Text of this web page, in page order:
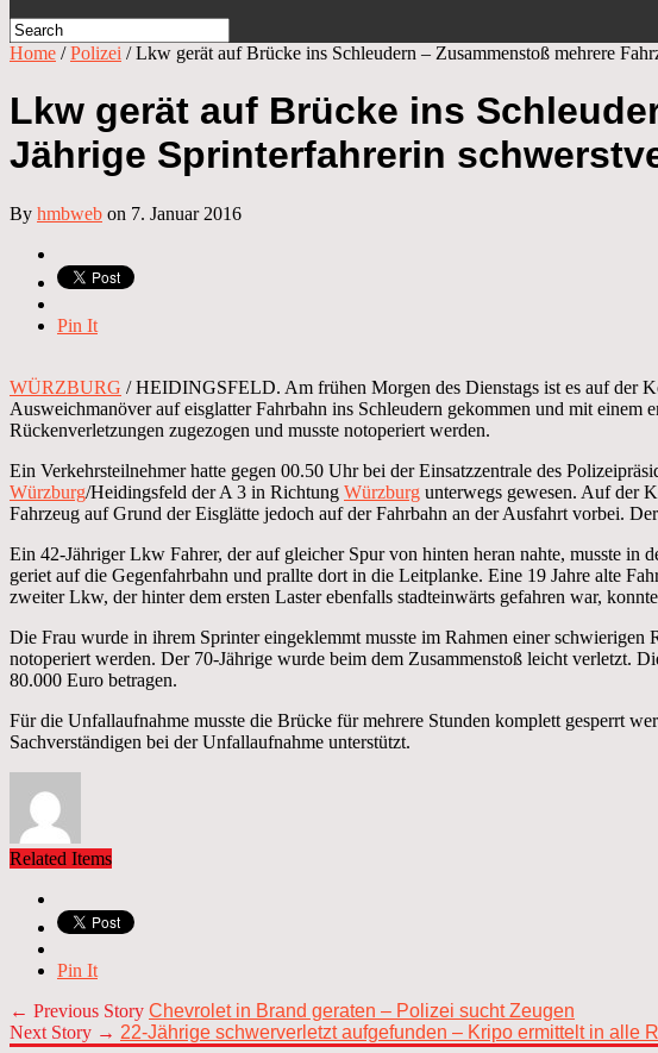
Home /Polizei /Lkw gerät auf Brücke ins Schleudern – Zusammenstoß mehrere
Lkw gerät auf Brücke ins
Jährige Sprinterfahrerin
By hmbweb on 7. Januar 2016
Pin It
WÜRZBURG / HEIDINGSFELD. Am frühen Morgen des Dienstags ist es auf der
Ausweichmanöver auf eisglatter Fahrbahn ins Schleudern gekommen und mit
Rückenverletzungen zugezogen und musste notoperiert werden.
Ein Verkehrsteilnehmer hatte gegen 00.50 Uhr bei der Einsatzzentrale des
Würzburg/Heidingsfeld der A 3 in Richtung Würzburg unterwegs gewesen. Auf der
Fahrzeug auf Grund der Eisglätte jedoch auf der Fahrbahn an der Ausfahrt vorbei.
Ein 42-Jähriger Lkw Fahrer, der auf gleicher Spur von hinten heran nahte, musste in
geriet auf die Gegenfahrbahn und prallte dort in die Leitplanke. Eine 19 Jahre alte
zweiter Lkw, der hinter dem ersten Laster ebenfalls stadteinwärts gefahren war,
Die Frau wurde in ihrem Sprinter eingeklemmt musste im Rahmen einer
notoperiert werden. Der 70-Jährige wurde beim dem Zusammenstoß leicht verletzt.
80.000 Euro betragen.
Für die Unfallaufnahme musste die Brücke für mehrere Stunden komplett gesperrt
Sachverständigen bei der Unfallaufnahme unterstützt.
Related Items
Pin It
← Previous Story Chevrolet in Brand geraten – Polizei sucht Zeugen
Next Story → 22-Jährige schwerverletzt aufgefunden – Kripo ermittelt in alle